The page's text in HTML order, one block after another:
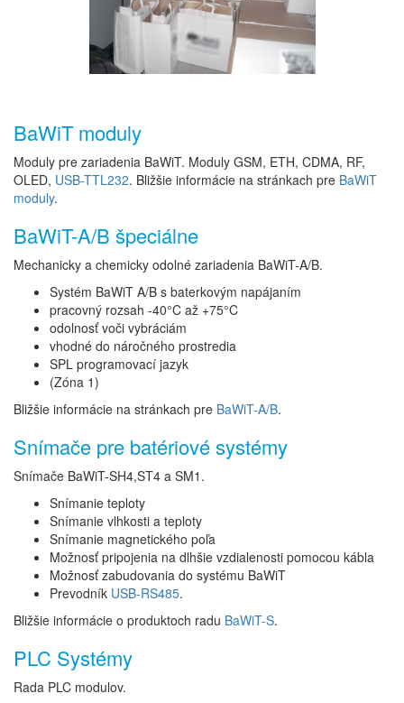
BaWiT moduly
Moduly pre zariadenia BaWiT. Moduly GSM, ETH, CDMA, RF,
OLED, USB-TTL232. Bližšie informácie na stránkach pre BaWiT
moduly.
BaWiT-A/B špeciálne
Mechanicky a chemicky odolné zariadenia BaWiT-A/B.
Systém BaWiT A/B s baterkovým napájaním
pracovný rozsah -40°C až +75°C
odolnosť voči vybráciám
vhodné do náročného prostredia
SPL programovací jazyk
(Zóna 1)
Bližšie informácie na stránkach pre BaWiT-A/B.
Snímače pre batériové systémy
Snímače BaWiT-SH4,ST4 a SM1.
Snímanie teploty
Snímanie vlhkosti a teploty
Snímanie magnetického poľa
Možnosť pripojenia na dlhšie vzdialenosti pomocou kábla
Možnosť zabudovania do systému BaWiT
Prevodník USB-RS485.
Bližšie informácie o produktoch radu BaWiT-S.
PLC Systémy
Rada PLC modulov.